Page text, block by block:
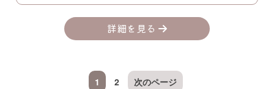
詳細を見る
1 2 次のページ